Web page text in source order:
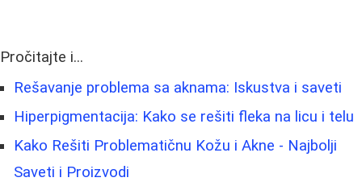
Pročitajte i...
Rešavanje problema sa aknama: Iskustva i saveti
Hiperpigmentacija: Kako se rešiti fleka na licu i telu
Kako Rešiti Problematičnu Kožu i Akne - Najbolji
Saveti i Proizvodi